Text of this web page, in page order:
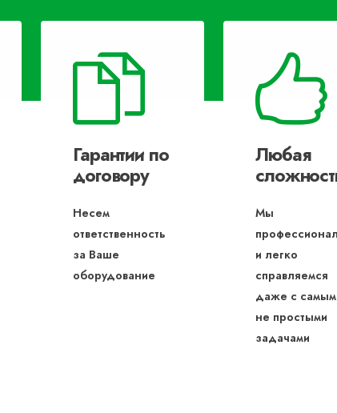
Гарантии по
договору
Несем
ответственность
за Ваше
оборудование
Любая
Мы
и легко
справляемся
даже с
не простыми
задачами